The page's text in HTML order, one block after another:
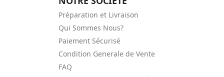
Préparation et Livraison
Qui Sommes Nous?
Paiement Sécurisé
Condition Generale de Vente
FAQ